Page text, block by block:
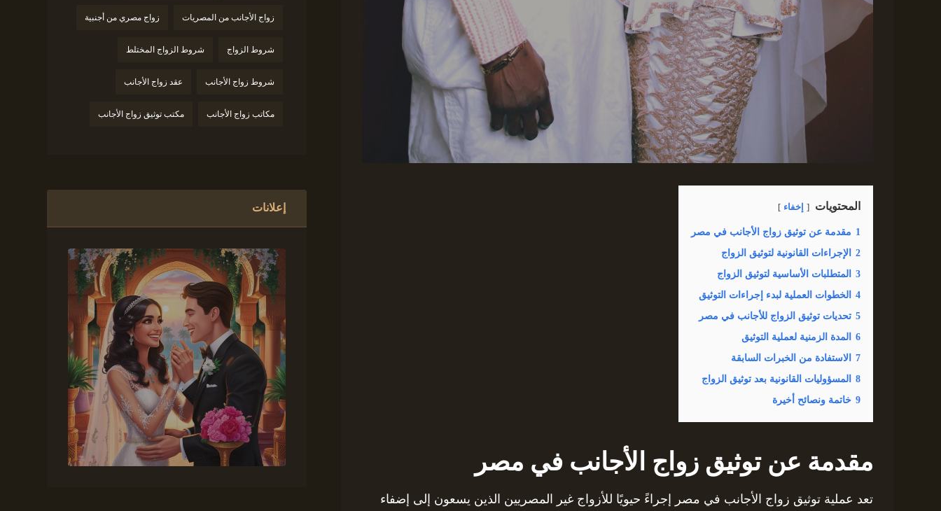
المحتويات إخفاء
1 مقدمة عن توثيق زواج الأجانب في مصر
2
الإجراءات القانونية لتوثيق الزواج
3
المتطلبات الأساسية لتوثيق الزواج
4
الخطوات العملية لبدء إجراءات التوثيق
5 تحديات توثيق الزواج للأجانب في مصر
6
المدة الزمنية لعملية التوثيق
7
الاستفادة من الخبرات السابقة
8
المسؤوليات القانونية بعد توثيق الزواج
9 خاتمة ونصائح أخيرة
مقدمة عن توثيق زواج الأجانب في مصر
تعد عملية توثيق زواج الأجانب في مصر إجراءً حيويًا للأزواج غير المصريين الذين يسعون إلى إضفاء
زواج الأجانب من المصريات زواج مصري من أجنبية
شروط الزواج شروط الزواج المختلط
شروط زواج الأجانب عقد زواج الأجانب
مكاتب زواج الأجانب مكتب توثيق زواج الأجانب
إعلانات